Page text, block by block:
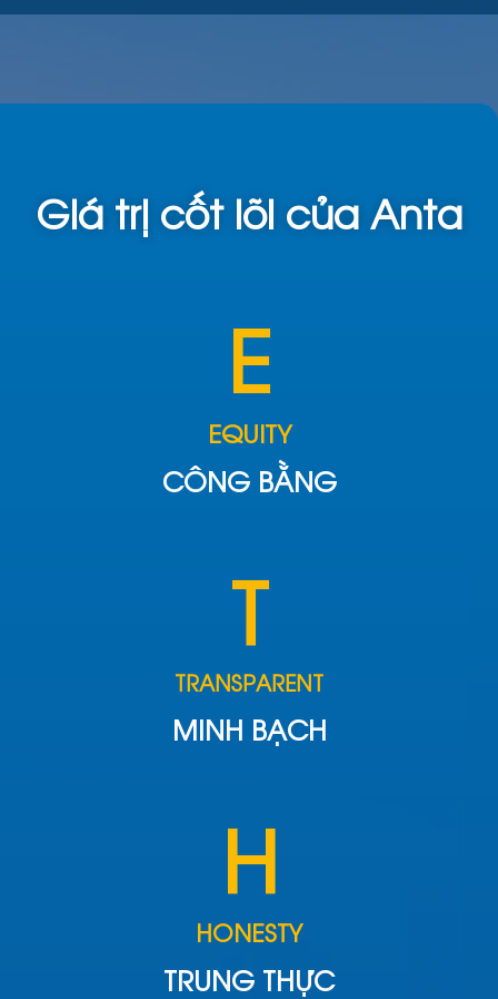
Giá trị cốt lõi của Anta
E
EQUITY
CÔNG BẰNG
T
TRANSPARENT
MINH BẠCH
H
HONESTY
TRUNG THỰC